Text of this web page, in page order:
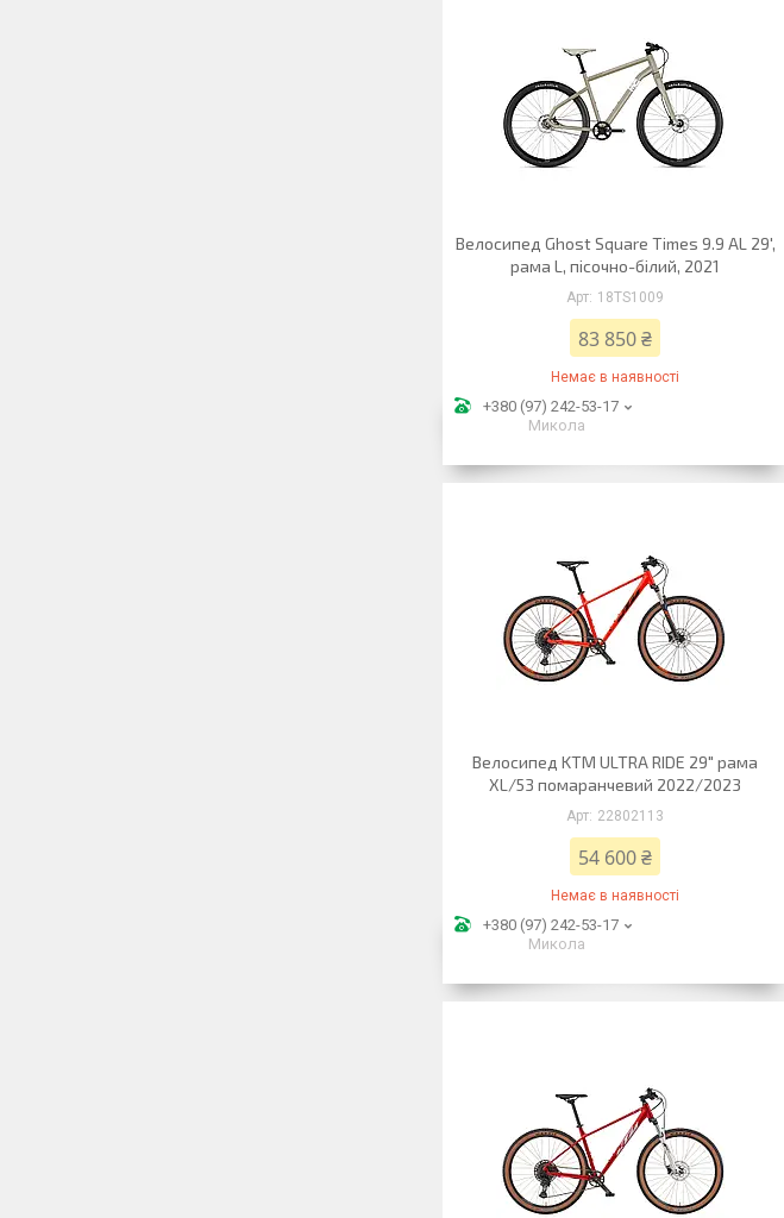
Велосипед Ghost Square Times 9.9 AL 29',
рама L, пісочно-білий, 2021
18TS1009
83 850 ₴
Немає в наявності
+380 (97) 242-53-17
Микола
Велосипед KTM ULTRA RIDE 29" рама
XL/53 помаранчевий 2022/2023
22802113
54 600 ₴
Немає в наявності
+380 (97) 242-53-17
Микола